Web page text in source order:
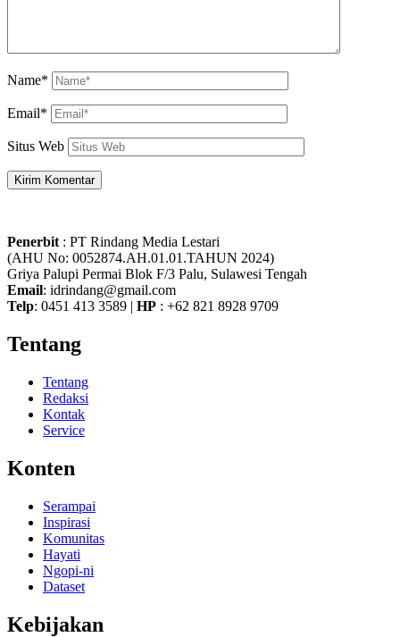
Name*
Email*
Situs Web
Penerbit : PT Rindang Media Lestari
(AHU No: 0052874.AH.01.01.TAHUN 2024)
Griya Palupi Permai Blok F/3 Palu, Sulawesi Tengah
Email: idrindang@gmail.com
Telp: 0451 413 3589 | HP : +62 821 8928 9709
Tentang
Tentang
Redaksi
Kontak
Service
Konten
Serampai
Inspirasi
Komunitas
Hayati
Ngopi-ni
Dataset
Kebijakan